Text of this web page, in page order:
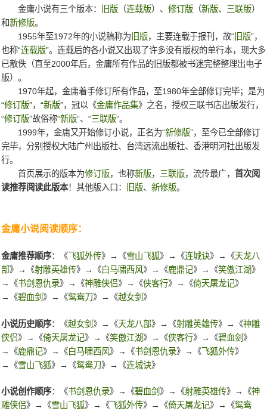
金庸小说有三个版本： 旧版 （连载版）、 修订版 （新版、 三联版）
和新修版。
1955年至1972年的小说稿称为 旧版，主要连载于报刊，故“ 旧版”，
也称“连载版”。连载后的各小说又出现了许多没有版权的单行本，现大多
已散佚（直至2000年后，金庸所有作品的旧版都被书迷完整整理出电子
版）。
1970年起，金庸着手修订所有作品，至1980年全部修订完毕；是为
“修订版”，“新版”，冠以《金庸作品集》之名，授权三联书店出版发行，
“修订版”故俗称“新版”、“三联版”。
1999年，金庸又开始修订小说，正名为“新修版”，至今已全部修订
完毕，分别授权大陆广州出版社、台湾远流出版社、香港明河社出版发
行。
首页展示的版本为修订版，也称新版， 三联版，流传最广， 首次阅
读推荐阅读此版本！其他版入口： 旧版、 新修版。
金庸小说阅读顺序：
金庸推荐顺序：《飞狐外传》→《雪山飞狐》→《连城诀》→《天龙八
部》→《射雕英雄传》→《白马啸西风》→《鹿鼎记》→《笑傲江湖》
→《书剑恩仇录》→《神雕侠侣》→《侠客行》→《倚天屠龙记》
→《碧血剑 》→《鸳鸯刀》→《越女剑 》
小说历史顺序：《越女剑 》→《天龙八部》→《射雕英雄传》→《神雕
侠侣》→《倚天屠龙记》→《笑傲江湖》→《侠客行》→《碧血剑 》
→《鹿鼎记》→《白马啸西风》→《书剑恩仇录》→《飞狐外传》
→《雪山飞狐》→《鸳鸯刀》→《连城诀》
小说创作顺序：《书剑恩仇录》→《碧血剑 》→《射雕英雄传》→《神
雕侠侣》→《雪山飞狐》→《飞狐外传》→《倚天屠龙记》→《鸳鸯